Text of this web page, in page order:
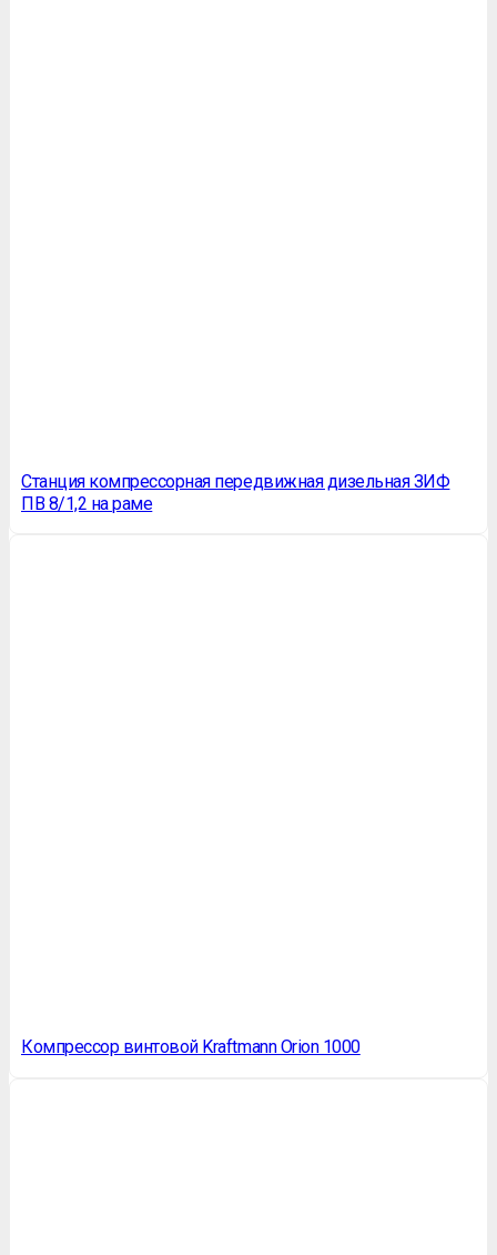
Станция компрессорная передвижная дизельная ЗИФ
ПВ 8/1,2 на раме
Компрессор винтовой Kraftmann Orion 1000